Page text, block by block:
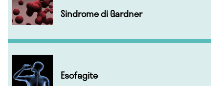
Sindrome di Gardner
Esofagite